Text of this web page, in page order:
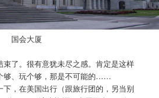
国会大厦
了。很有意犹未尽之感。肯定是这样
、玩个够，那是不可能的……
，在美国出行（跟旅行团的，另当别